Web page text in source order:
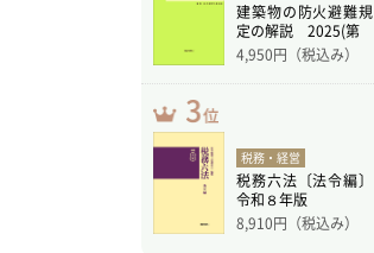
建築物の防火避難規
定の解説 2025(第
4,950円（税込み）
税務・経営
税務六法〔法令編〕
令和８年版
8,910円（税込み）